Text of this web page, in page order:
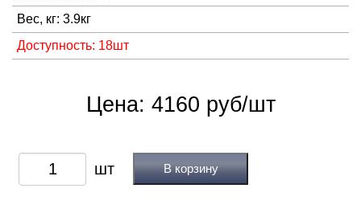
Вес, кг: 3.9кг
Доступность: 18шт
Цена: 4160 руб/шт
В корзину